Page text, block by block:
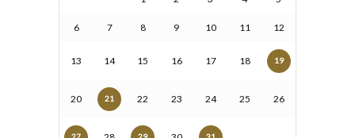
6 7 8 9 10 11 12
13 14 15 16 17 18 19
20 21 22 23 24 25 26